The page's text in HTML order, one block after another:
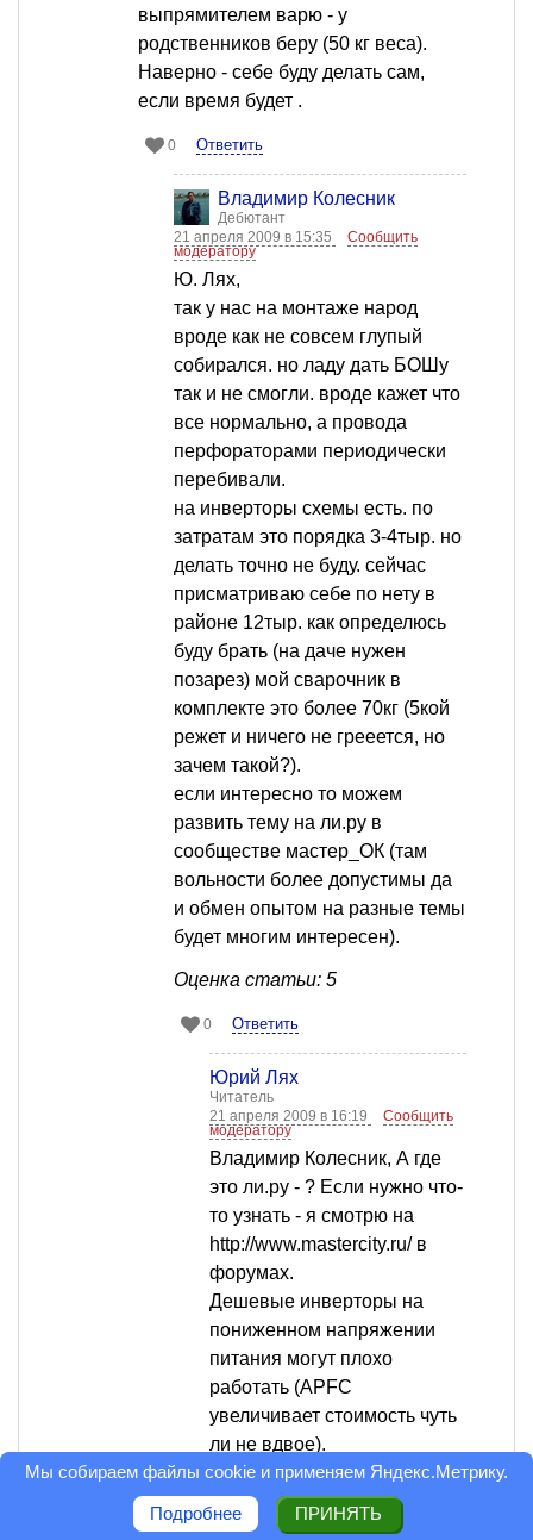
выпрямителем варю - у
родственников беру (50 кг веса).
Наверно - себе буду делать сам,
если время будет .
0 Ответить
Владимир Колесник
Дебютант
21 апреля 2009 в 15:35
Сообщить
модератору
Ю. Лях,
так у нас на монтаже народ
вроде как не совсем глупый
собирался. но ладу дать БОШу
так и не смогли. вроде кажет что
все нормально, а провода
перфораторами периодически
перебивали.
на инверторы схемы есть. по
затратам это порядка 3-4тыр. но
делать точно не буду. сейчас
присматриваю себе по нету в
районе 12тыр. как определюсь
буду брать (на даче нужен
позарез) мой сварочник в
комплекте это более 70кг (5кой
режет и ничего не грееется, но
зачем такой?).
если интересно то можем
развить тему на ли.ру в
сообществе мастер_ОК (там
вольности более допустимы да
и обмен опытом на разные темы
будет многим интересен).
Оценка статьи: 5
0 Ответить
Юрий Лях
Читатель
21 апреля 2009 в 16:19
Сообщить
модератору
Владимир Колесник, А где
это ли.ру - ? Если нужно что-
то узнать - я смотрю на
http://www.mastercity.ru/ в
форумах.
Дешевые инверторы на
пониженном напряжении
питания могут плохо
работать (APFC
увеличивает стоимость чуть
ли не вдвое).
Мы собираем файлы cookie и применяем Яндекс.Метрику.
Подробнее ПРИНЯТЬ